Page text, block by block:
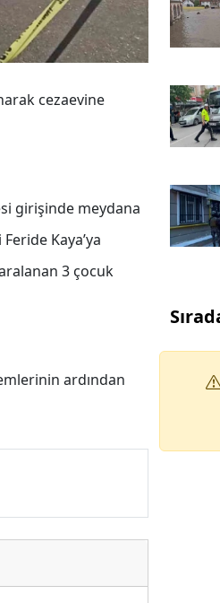
cezaevine
girişinde meydana
Kaya’ya
3 çocuk
ardından